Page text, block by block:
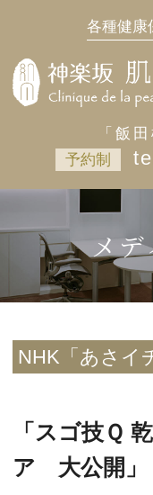
各種健康
「飯
予約制
メ
NHK「あさイ
「スゴ技Ｑ
ア 大公開」